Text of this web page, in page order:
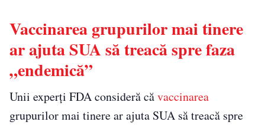
Vaccinarea grupurilor mai tinere
ar ajuta SUA să treacă spre faza
„endemică”
Unii experți FDA consideră căvaccinarea
grupurilor mai tinere ar ajuta SUA să treacă spre